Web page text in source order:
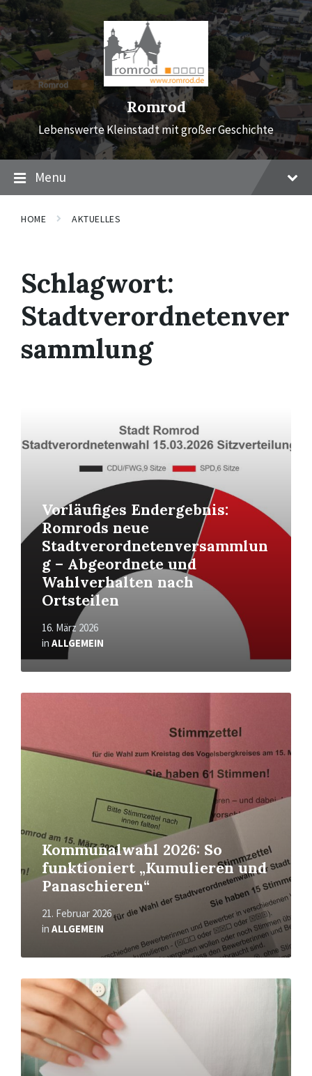
Skip
to
content
Skip
to
main
navigation
Skip
to
footer
Romrod
Lebenswerte Kleinstadt mit großer Geschichte
Menu
HOME AKTUELLES
Schlagwort:
Stadtverordnetenver
sammlung
Vorläufiges Endergebnis:
Romrods neue
Stadtverordnetenversammlun
g – Abgeordnete und
Wahlverhalten nach
Ortsteilen
16. März 2026
in ALLGEMEIN
Kommunalwahl 2026: So
funktioniert „Kumulieren und
Panaschieren“
21. Februar 2026
in ALLGEMEIN
Read
Read
More